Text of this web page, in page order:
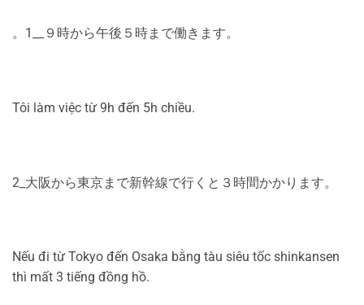
。1__９時から午後５時まで働きます。
Tôi làm việc từ 9h đến 5h chiều.
2_大阪から東京まで新幹線で行くと３時間かかります。
Nếu đi từ Tokyo đến Osaka bằng tàu siêu tốc shinkansen
thì mất 3 tiếng đồng hồ.